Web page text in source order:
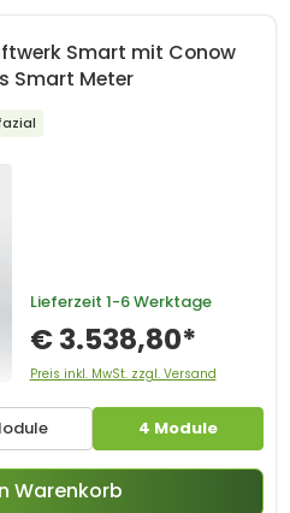
Smart mit Conow
Smart Meter
4 Module
Lieferzeit 1-6 Werktage
€ 3.538,80*
Preis inkl. MwSt. zzgl. Versand
Warenkorb